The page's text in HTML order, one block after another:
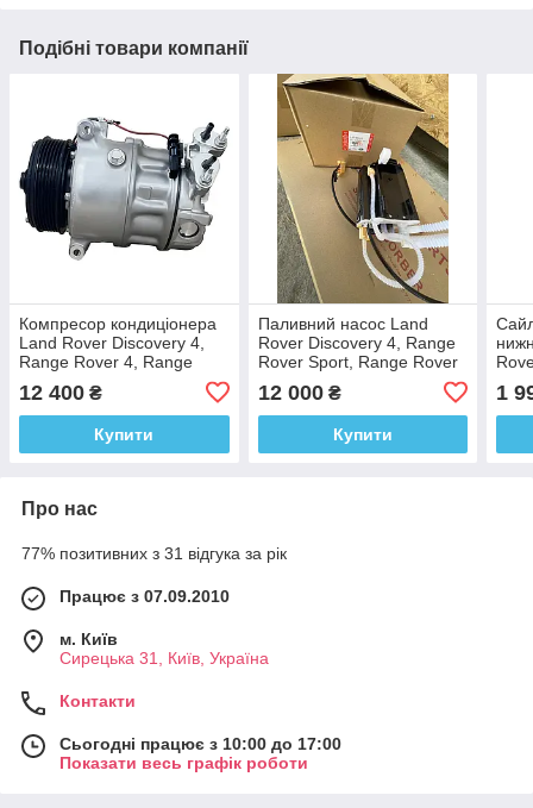
Подібні товари компанії
Компресор кондиціонера
Land Rover Discovery 4,
Range Rover 4, Range
12 400 ₴
Купити
Паливний насос Land
Rover Discovery 4, Range
Rover Sport, Range Rover
12 000₴
Купити
1
Про нас
77% позитивних з 31 відгука за рік
Працює з 07.09.2010
м. Київ
Сирецька 31, Київ, Україна
Контакти
Сьогодні працює з 10:00 до 17:00
Показати весь графік роботи